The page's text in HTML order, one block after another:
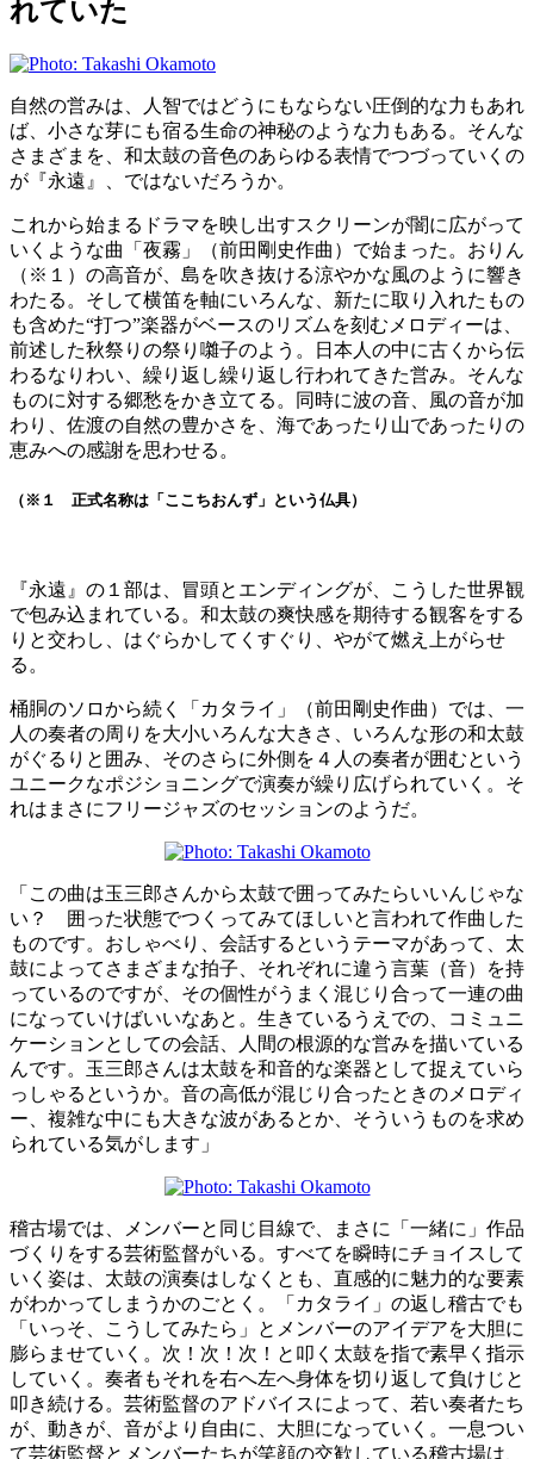
れていた
自然の営みは、人智ではどうにもならない圧倒的な力もあれ
ば、小さな芽にも宿る生命の神秘のような力もある。そんな
さまざまを、和太鼓の音色のあらゆる表情でつづっていくの
が『永遠』、ではないだろうか。
これから始まるドラマを映し出すスクリーンが闇に広がって
いくような曲「夜霧」（前田剛史作曲）で始まった。おりん
（※１）の高音が、島を吹き抜ける涼やかな風のように響き
わたる。そして横笛を軸にいろんな、新たに取り入れたもの
も含めた“打つ”楽器がベースのリズムを刻むメロディーは、
前述した秋祭りの祭り囃子のよう。日本人の中に古くから伝
わるなりわい、繰り返し繰り返し行われてきた営み。そんな
ものに対する郷愁をかき立てる。同時に波の音、風の音が加
わり、佐渡の自然の豊かさを、海であったり山であったりの
恵みへの感謝を思わせる。
（※１ 正式名称は「ここちおんず」という仏具）
『永遠』の１部は、冒頭とエンディングが、こうした世界観
で包み込まれている。和太鼓の爽快感を期待する観客をする
りと交わし、はぐらかしてくすぐり、やがて燃え上がらせ
る。
桶胴のソロから続く「カタライ」（前田剛史作曲）では、一
人の奏者の周りを大小いろんな大きさ、いろんな形の和太鼓
がぐるりと囲み、そのさらに外側を４人の奏者が囲むという
ユニークなポジショニングで演奏が繰り広げられていく。そ
れはまさにフリージャズのセッションのようだ。
「この曲は玉三郎さんから太鼓で囲ってみたらいいんじゃな
い？ 囲った状態でつくってみてほしいと言われて作曲した
ものです。おしゃべり、会話するというテーマがあって、太
鼓によってさまざまな拍子、それぞれに違う言葉（音）を持
っているのですが、その個性がうまく混じり合って一連の曲
になっていけばいいなあと。生きているうえでの、コミュニ
ケーションとしての会話、人間の根源的な営みを描いている
んです。玉三郎さんは太鼓を和音的な楽器として捉えていら
っしゃるというか。音の高低が混じり合ったときのメロディ
ー、複雑な中にも大きな波があるとか、そういうものを求め
られている気がします」
稽古場では、メンバーと同じ目線で、まさに「一緒に」作品
づくりをする芸術監督がいる。すべてを瞬時にチョイスして
いく姿は、太鼓の演奏はしなくとも、直感的に魅力的な要素
がわかってしまうかのごとく。「カタライ」の返し稽古でも
「いっそ、こうしてみたら」とメンバーのアイデアを大胆に
膨らませていく。次！次！次！と叩く太鼓を指で素早く指示
していく。奏者もそれを右へ左へ身体を切り返して負けじと
叩き続ける。芸術監督のアドバイスによって、若い奏者たち
が、動きが、音がより自由に、大胆になっていく。一息つい
て芸術監督とメンバーたちが笑顔の交歓している稽古場は、